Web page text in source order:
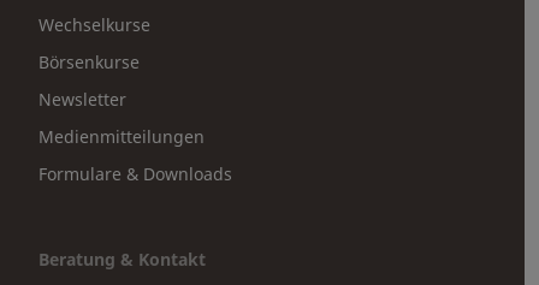
Wechselkurse
Börsenkurse
Newsletter
Medienmitteilungen
Formulare & Downloads
Beratung & Kontakt